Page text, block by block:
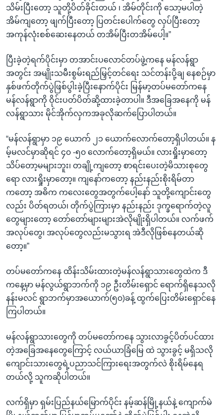
သိမ်းပြီးတော့ သူတို့ပိတ်ခိုင်းတယ် ၊ အိမ်တိုင်းကို သော့မပါတဲ့
အိမ်ကျတော့ ဖျက်ပြီးတော့ ပြတင်းပေါက်တွေ လှပ်ပြီးတော့
အကုန်လုံးစစ်ဆေးနေတယ် တအိမ်ပြီးတအိမ်ပေါ့။”
ပြီးခဲ့တဲ့ရက်ပိုင်းမှာ တအာင်းပလောင်တပ်ဖွဲ့ကနေ မန်လန်ရွာ
အတွင်း အမျိုးသမီးစွမ်းရည်မြှင့်တင်ရေး သင်တန်းပို့ချ နေစဉ်မှာ
နှစ်ဖက်တိုက်ပွဲဖြစ်ပွါးခဲ့ပြီးနောက်ပိုင်း မြန်မာ့တပ်မတော်ကနေ
မန်လန်ရွာကို ဝိုင်းပတ်ပိတ်ဆို့ထားခဲ့တာပါ။ ဒီအခြေအနေကို မန်
လန်ရွာသား မိုင်အိုက်လှကအခုလိုဆက်ပြောပါတယ်။
“မန်လန်ရွာမှာ ၁၉ ယောက် ၂၁ ယောက်လောက်တော့ရှိပါတယ်။ န
မ့်မလင်မှာဆိုရင် ၄၀ -၅၀ လောက်တော့ရှိမယ်။ လားရှိုးမှာတော့
သိပ်တော့မများဘူး၊ တချို့ကျတော့ စာရင်းပေးတဲ့မိသားစုတွေ
ရော လားရှိုးမှာတော့။ ကျနော်ကတော့ နည်းနည်းစိုးရိမ်တာ
ကတော့ အဓိက ကလေးတွေအတွက်ပေါ့နော် သူတို့ကျောင်းတွေ
လည်း ပိတ်ရတယ်၊ တိုက်ပွဲကြားမှာ နည်းနည်း ဒုက္ခရောက်တဲ့လူ
တွေများတော့ တော်တော်များများအဲလိုမျိုးရှိပါတယ်။ လက်ဖက်
အလုပ်တွေ၊ အလုပ်တွေလည်းမသွားရ အဲဒီလိုဖြစ်နေတယ်ဆို
တော့။”
တပ်မတော်ကနေ ထိန်းသိမ်းထားတဲ့မန်လန်ရွာသားတွေထဲက ဒီ
ကနေ့မှာ မန်လွယ်ရွာဘက်ကို ၁၉ ဦးတိမ်းရှောင် ရောက်ရှိနေသလို
နန်းမလင် ရွာဘက်မှာအယောက်(၅၀)ခန့် ထွက်ပြေးတိမ်းရှောင်နေ
ကြပါတယ်။
မန်လန်ရွာသားတွေကို တပ်မတော်ကနေ သွားလာခွင့်ပိတ်ပင်ထား
တဲ့အခြေအနေတွေကြောင့် လယ်ယာခြံမြေ ထဲ သွားခွင့် မရှိသလို
ကျောင်းသားတွေရဲ့ပညာသင်ကြားရေးအတွက်လဲ စိုးရိမ်နေရ
တယ်လို့ သူကဆိုပါတယ်။
လက်ရှိမှာ ရှမ်းပြည်နယ်မြောက်ပိုင်း နမ့်ဆန်မြို့နယ်နဲ့ ကျောက်မဲ